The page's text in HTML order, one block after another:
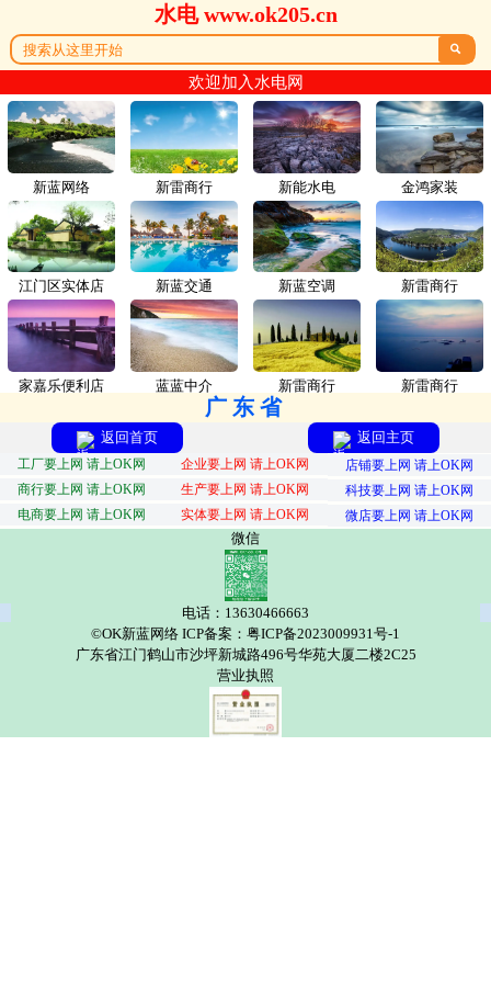
水电 www.ok205.cn

欢迎加入水电网
新蓝网络 新雷商行
江门区实体店 新蓝交通
家嘉乐便利店 蓝蓝中介
新能水电 金鸿家装
新蓝空调 新雷商行
新雷商行 新雷商行
广东省
返回首页 返回主页
工厂要上网 请上OK网 企业要上网 请上OK网
店铺要上网 请上OK网
商行要上网 请上OK网
生产要上网 请上OK网
科技要上网 请上OK网
电商要上网 请上OK网
实体要上网 请上OK网 微店要上网 请上OK网
微信
电话：13630466663
©OK新蓝网络 ICP备案：粤ICP备2023009931号-1
广东省江门鹤山市沙坪新城路496号华苑大厦二楼2C25
营业执照